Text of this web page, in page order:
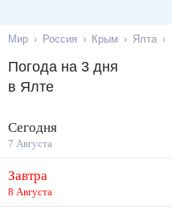
Мир Россия Крым Ялта
Погода на 3 дня
в Ялте
Сегодня
7 Августа
Завтра
8 Августа